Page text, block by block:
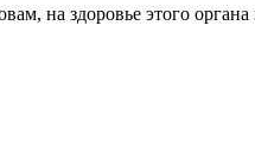
на здоровье этого